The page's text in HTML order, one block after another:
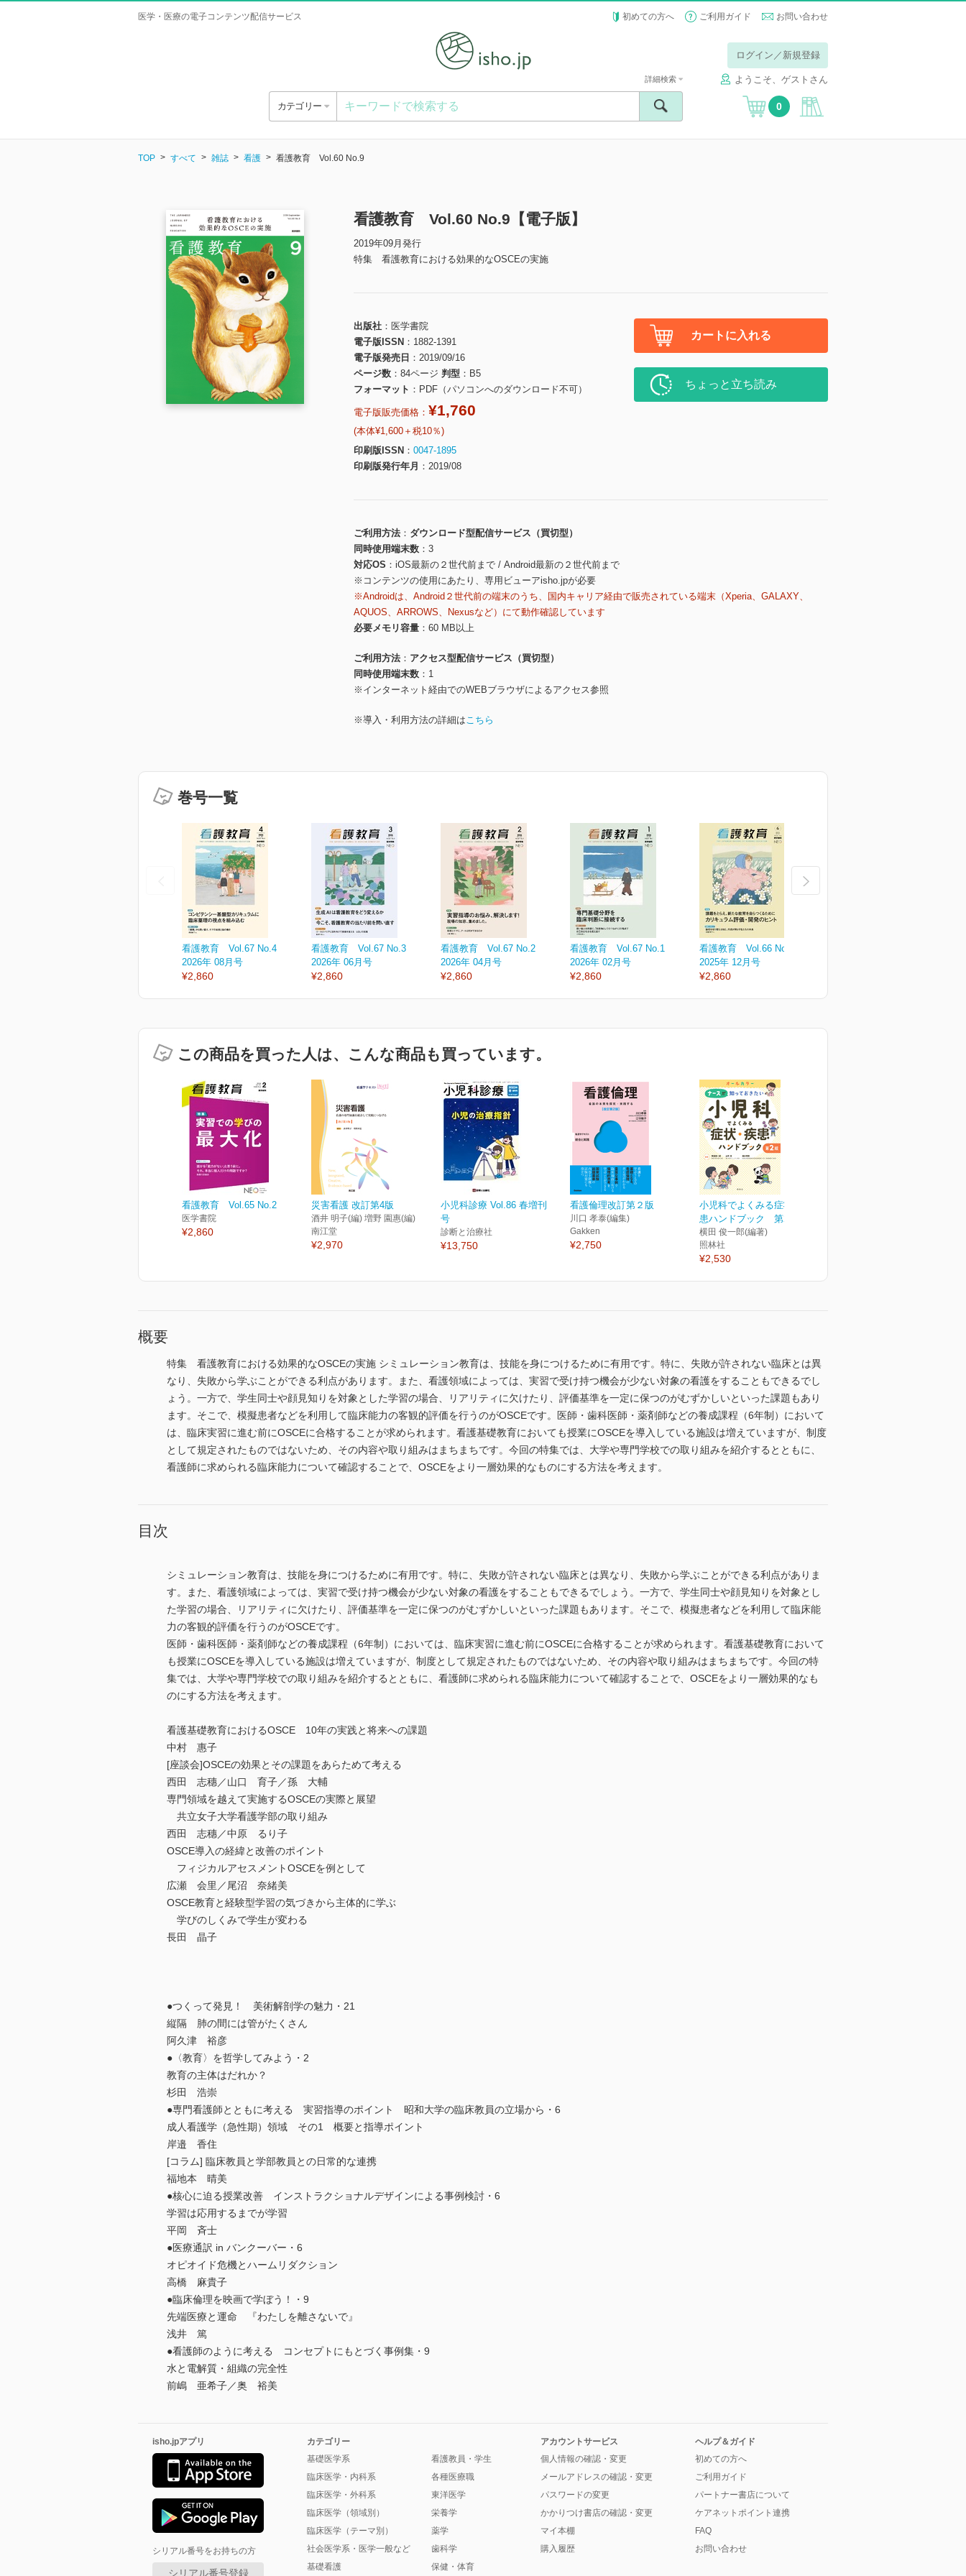
医学・医療の電子コンテンツ配信サービス 初めての方へ ご利用ガイド お問い合わせ
ログイン／新規登録
ようこそ、ゲストさん
カテゴリー
詳細検索
0
TOP すべて 雑誌 看護 看護教育 Vol.60 No.9
看護教育 Vol.60 No.9【電子版】
2019年09月発行
特集 看護教育における効果的なOSCEの実施
出版社
医学書院
電子版ISSN
1882-1391
電子版発売日
2019/09/16
ページ数
84ページ 判型
B5
フォーマット
PDF（パソコンへのダウンロード不可）
電子版販売価格： ¥1,760
(本体¥1,600＋税10％)
印刷版ISSN
0047-1895
印刷版発行年月
2019/08
カートに入れる
ちょっと立ち読み
ご利用方法
ダウンロード型配信サービス（買切型）
同時使用端末数
3
対応OS
iOS最新の２世代前まで / Android最新の２世代前まで
※コンテンツの使用にあたり、専用ビューアisho.jpが必要
※Androidは、Android２世代前の端末のうち、国内キャリア経由で販売されている端末（Xperia、GALAXY、
AQUOS、ARROWS、Nexusなど）にて動作確認しています
必要メモリ容量
60 MB以上
ご利用方法
アクセス型配信サービス（買切型）
同時使用端末数
1
※インターネット経由でのWEBブラウザによるアクセス参照
※導入・利用方法の詳細はこちら
巻号一覧
看護教育 Vol.67 No.4
2026年 08月号
¥2,860
看護教育 Vol.67 No.3
2026年 06月号
¥2,860
看護教育 Vol.67 No.2
2026年 04月号
¥2,860
看護教育 Vol.67 No.1
2026年 02月号
¥2,860
看護教育 Vol.66 No.6
2025年 12月号
¥2,860
この商品を買った人は、こんな商品も買っています。
看護教育 Vol.65 No.2
医学書院
¥2,860
災害看護 改訂第4版
酒井 明子(編) 増野 園惠(編)
南江堂
¥2,970
小児科診療 Vol.86 春増刊
号
診断と治療社
¥13,750
看護倫理改訂第２版
川口 孝泰(編集)
Gakken
¥2,750
小児科でよくみる症状・疾
患ハンドブック 第2版
横田 俊一郎(編著)
照林社
¥2,530
概要
特集 看護教育における効果的なOSCEの実施 シミュレーション教育は、技能を身につけるために有用です。特に、失敗が許されない臨床とは異
なり、失敗から学ぶことができる利点があります。また、看護領域によっては、実習で受け持つ機会が少ない対象の看護をすることもできるでし
ょう。一方で、学生同士や顔見知りを対象とした学習の場合、リアリティに欠けたり、評価基準を一定に保つのがむずかしいといった課題もあり
ます。そこで、模擬患者などを利用して臨床能力の客観的評価を行うのがOSCEです。医師・歯科医師・薬剤師などの養成課程（6年制）において
は、臨床実習に進む前にOSCEに合格することが求められます。看護基礎教育においても授業にOSCEを導入している施設は増えていますが、制度
として規定されたものではないため、その内容や取り組みはまちまちです。今回の特集では、大学や専門学校での取り組みを紹介するとともに、
看護師に求められる臨床能力について確認することで、OSCEをより一層効果的なものにする方法を考えます。
目次
シミュレーション教育は、技能を身につけるために有用です。特に、失敗が許されない臨床とは異なり、失敗から学ぶことができる利点がありま
す。また、看護領域によっては、実習で受け持つ機会が少ない対象の看護をすることもできるでしょう。一方で、学生同士や顔見知りを対象とし
た学習の場合、リアリティに欠けたり、評価基準を一定に保つのがむずかしいといった課題もあります。そこで、模擬患者などを利用して臨床能
力の客観的評価を行うのがOSCEです。
医師・歯科医師・薬剤師などの養成課程（6年制）においては、臨床実習に進む前にOSCEに合格することが求められます。看護基礎教育において
も授業にOSCEを導入している施設は増えていますが、制度として規定されたものではないため、その内容や取り組みはまちまちです。今回の特
集では、大学や専門学校での取り組みを紹介するとともに、看護師に求められる臨床能力について確認することで、OSCEをより一層効果的なも
のにする方法を考えます。
看護基礎教育におけるOSCE 10年の実践と将来への課題
中村 惠子
[座談会]OSCEの効果とその課題をあらためて考える
西田 志穗／山口 育子／孫 大輔
専門領域を越えて実施するOSCEの実際と展望
共立女子大学看護学部の取り組み
西田 志穗／中原 るり子
OSCE導入の経緯と改善のポイント
フィジカルアセスメントOSCEを例として
広瀬 会里／尾沼 奈緒美
OSCE教育と経験型学習の気づきから主体的に学ぶ
学びのしくみで学生が変わる
長田 晶子
●つくって発見！ 美術解剖学の魅力・21
縦隔 肺の間には管がたくさん
阿久津 裕彦
●〈教育〉を哲学してみよう・2
教育の主体はだれか？
杉田 浩崇
●専門看護師とともに考える 実習指導のポイント 昭和大学の臨床教員の立場から・6
成人看護学（急性期）領域 その1 概要と指導ポイント
岸邉 香住
[コラム] 臨床教員と学部教員との日常的な連携
福地本 晴美
●核心に迫る授業改善 インストラクショナルデザインによる事例検討・6
学習は応用するまでが学習
平岡 斉士
●医療通訳 in バンクーバー・6
オピオイド危機とハームリダクション
高橋 麻貴子
●臨床倫理を映画で学ぼう！・9
先端医療と運命 『わたしを離さないで』
浅井 篤
●看護師のように考える コンセプトにもとづく事例集・9
水と電解質・組織の完全性
前嶋 亜希子／奥 裕美
isho.jpアプリ
シリアル番号をお持ちの方
シリアル番号登録
カテゴリー
基礎医学系
臨床医学・内科系
臨床医学・外科系
臨床医学（領域別）
臨床医学（テーマ別）
社会医学系・医学一般など
基礎看護
看護教員・学生
各種医療職
東洋医学
栄養学
薬学
歯科学
保健・体育
アカウントサービス
個人情報の確認・変更
メールアドレスの確認・変更
パスワードの変更
かかりつけ書店の確認・変更
マイ本棚
購入履歴
ヘルプ＆ガイド
初めての方へ
ご利用ガイド
パートナー書店について
ケアネットポイント連携
FAQ
お問い合わせ